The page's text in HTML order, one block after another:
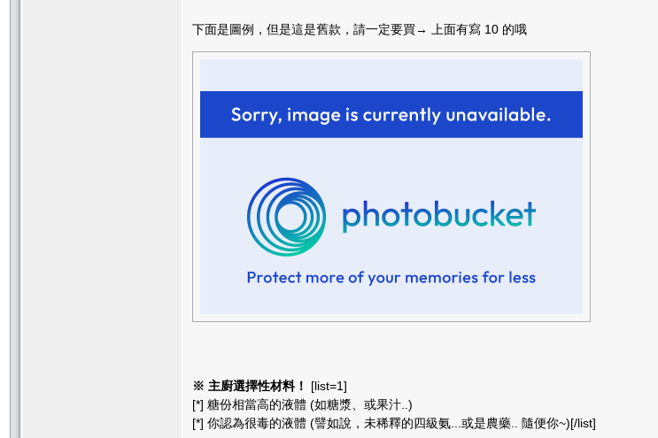
下面是圖例，但是這是舊款，請一定要買→ 上面有寫 10 的哦
※ 主廚選擇性材料！
[list=1]
[*] 糖份相當高的液體 (如糖漿、或果汁..)
[*] 你認為很毒的液體 (譬如說，未稀釋的四級氨...或是農藥.. 隨便你~)[/list]